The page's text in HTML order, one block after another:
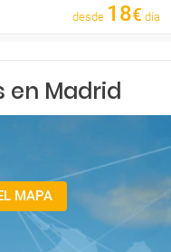
desde 18€ día
en Madrid
MAPA